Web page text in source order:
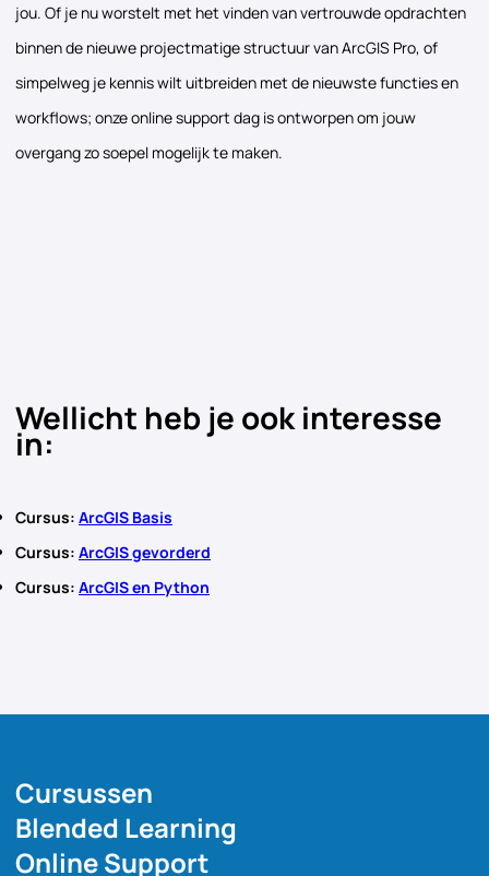
jou. Of je nu worstelt met het vinden van vertrouwde opdrachten
binnen de nieuwe projectmatige structuur van ArcGIS Pro, of
simpelweg je kennis wilt uitbreiden met de nieuwste functies en
workflows; onze online support dag is ontworpen om jouw
overgang zo soepel mogelijk te maken.
Wellicht heb je ook interesse
in:
Cursus: ArcGIS Basis
Cursus: ArcGIS gevorderd
Cursus: ArcGIS en Python
Cursussen
Blended Learning
Online Support